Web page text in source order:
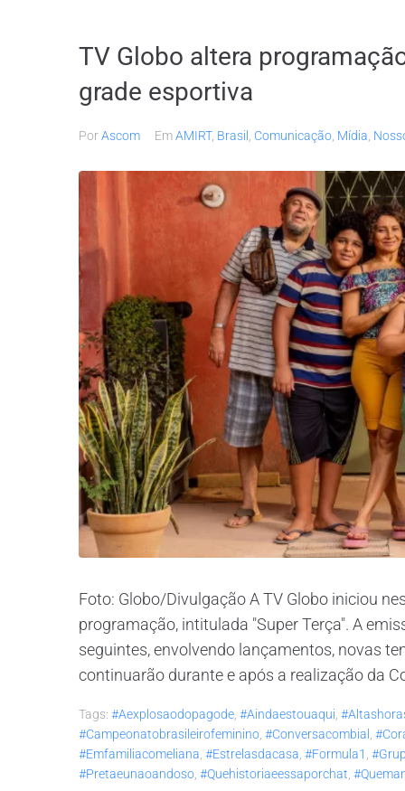
TV Globo altera
grade esportiva
PorAscom EmAMIRT, Brasil Comunicação Mídia
Foto: Globo/Divulgação A TV Globo iniciou
programação, intitulada "Super Terça". A
seguintes, envolvendo lançamentos, novas
continuarão durante e após a realização da
Tags: #aexplosaodopagode #aindaestouaqui
#campeonatobrasileirofeminino #conversacombial
#emfamiliacomeliana #estrelasdacasa #formula1
#pretaeunaoandoso #quehistoriaeessaporchat